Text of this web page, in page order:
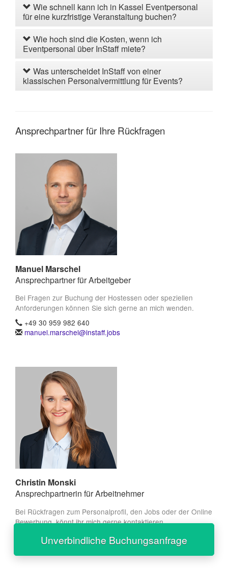
Wie schnell kann ich in Kassel Eventpersonal
für eine kurzfristige Veranstaltung buchen?
Wie hoch sind die Kosten, wenn ich
Eventpersonal über InStaff miete?
Was unterscheidet InStaff von einer
klassischen Personalvermittlung für Events?
Ansprechpartner für Ihre Rückfragen
Manuel Marschel
Ansprechpartner für Arbeitgeber
Bei Fragen zur Buchung der Hostessen oder speziellen
Anforderungen können Sie sich gerne an mich wenden.
+49 30 959 982 640
manuel.marschel@instaff.jobs
Christin Monski
Ansprechpartnerin für Arbeitnehmer
Bei Rückfragen zum Personalprofil, den Jobs oder der Online
Bewerbung, könnt ihr mich gerne kontaktieren.
+49 30 959 982 660
christin.monski@instaff.jobs
Unverbindliche Buchungsanfrage